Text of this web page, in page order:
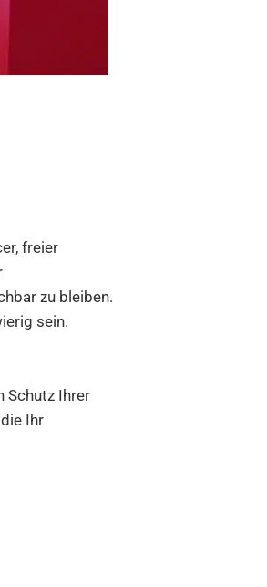
freier
zu bleiben.
sein.
Schutz Ihrer
Ihr